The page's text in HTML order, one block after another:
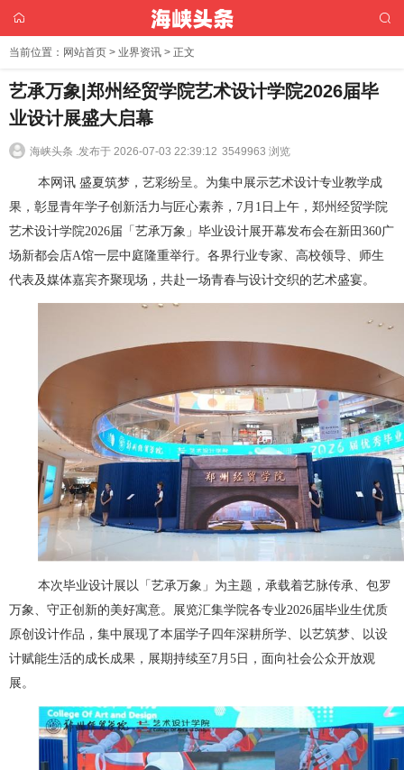
当前位置： 网站首页 > 业界资讯 > 正文
艺承万象|郑州经贸学院艺术设计学院2026届毕
业设计展盛大启幕
海峡头条 .发布于 2026-07-03 22:39:12 3549963 浏览
本网讯 盛夏筑梦，艺彩纷呈。为集中展示艺术设计专业教学成
果，彰显青年学子创新活力与匠心素养，7月1日上午，郑州经贸学院
艺术设计学院2026届「艺承万象」毕业设计展开幕发布会在新田360广
场新都会店A馆一层中庭隆重举行。各界行业专家、高校领导、师生
代表及媒体嘉宾齐聚现场，共赴一场青春与设计交织的艺术盛宴。
本次毕业设计展以「艺承万象」为主题，承载着艺脉传承、包罗
万象、守正创新的美好寓意。展览汇集学院各专业2026届毕业生优质
原创设计作品，集中展现了本届学子四年深耕所学、以艺筑梦、以设
计赋能生活的成长成果，展期持续至7月5日，面向社会公众开放观
展。